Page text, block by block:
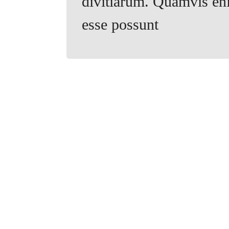
esse possunt